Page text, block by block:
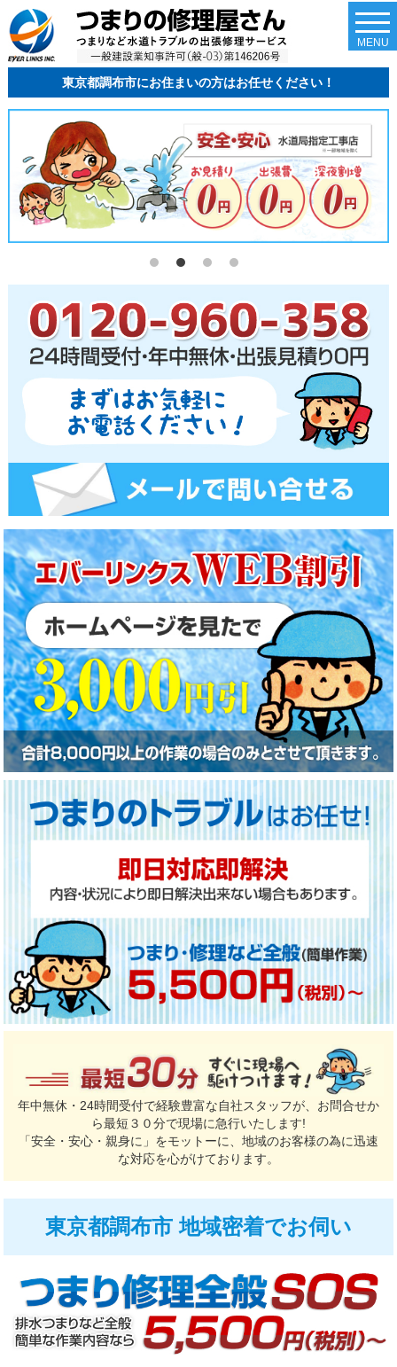
東京都調布市にお住まいの方はお任せください！
MENU
年中無休・24時間受付で経験豊富な自社スタッフが、お問合せか
ら最短３０分で現場に急行いたします!
「安全・安心・親身に」をモットーに、地域のお客様の為に迅速
な対応を心がけております。
東京都調布市 地域密着でお伺い